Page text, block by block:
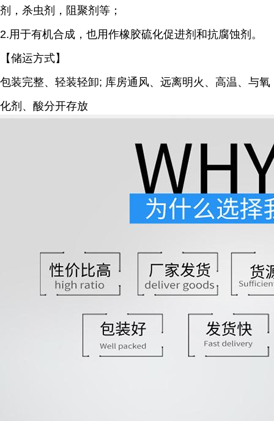
剂，杀虫剂，阻聚剂等；
2.用于有机合成，也用作橡胶硫化促进剂和抗腐蚀剂。
【储运方式】
包装完整、轻装轻卸; 库房通风、远离明火、高温、与氧
化剂、酸分开存放